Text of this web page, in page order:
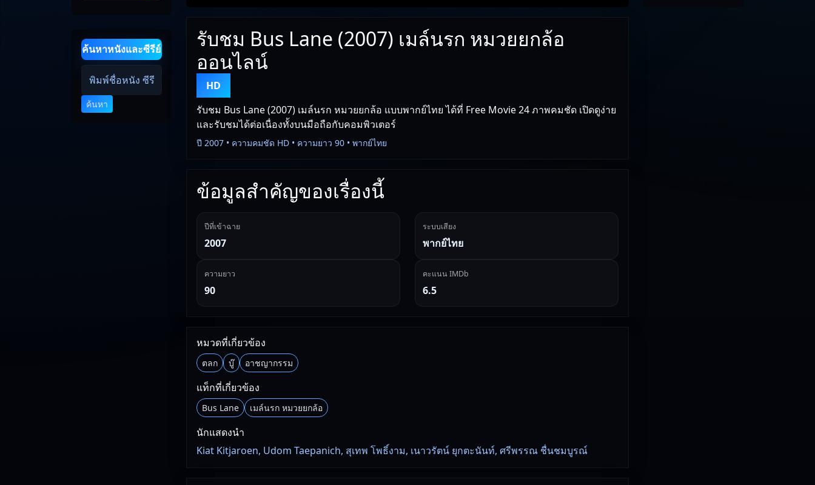
ค้นหาหนังและซีรีย์
ค้นหา
รับชม Bus Lane (2007) เมล์นรก หมวยยกล้อ
ออนไลน์
HD
รับชม Bus Lane (2007) เมล์นรก หมวยยกล้อ แบบพากย์ไทย ได้ที่ Free Movie 24 ภาพคมชัด เปิดดูง่าย
และรับชมได้ต่อเนื่องทั้งบนมือถือกับคอมพิวเตอร์
ปี 2007 • ความคมชัด HD • ความยาว 90 • พากย์ไทย
ข้อมูลสำคัญของเรื่องนี้
ปีที่เข้าฉาย
2007
ระบบเสียง
พากย์ไทย
ความยาว
90
คะแนน IMDb
6.5
หมวดที่เกี่ยวข้อง
ตลก บู๊ อาชญากรรม
แท็กที่เกี่ยวข้อง
Bus Lane เมล์นรก หมวยยกล้อ
นักแสดงนำ
Kiat Kitjaroen, Udom Taepanich, สุเทพ โพธิ์งาม, เนาวรัตน์ ยุกตะนันท์, ศรีพรรณ ชื่นชมบูรณ์